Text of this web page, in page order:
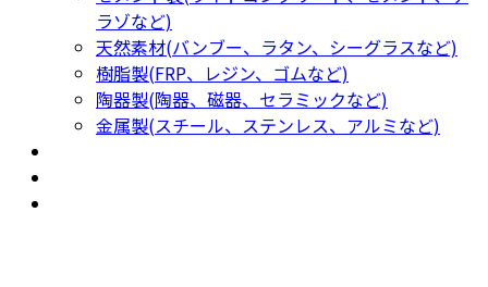
ラゾなど)
天然素材(バンブー、ラタン、シーグラスなど)
樹脂製(FRP、レジン、ゴムなど)
陶器製(陶器、磁器、セラミックなど)
金属製(スチール、ステンレス、アルミなど)